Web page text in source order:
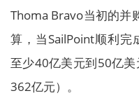
Thoma Bravo当初的并
算，当SailPoint顺利完
至少40亿美元到50亿
362亿元）。